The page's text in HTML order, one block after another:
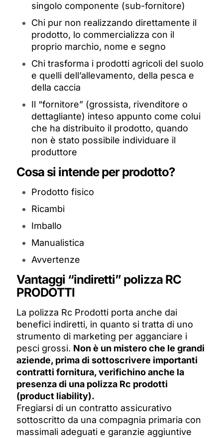
singolo componente (sub-fornitore)
Chi pur non realizzando direttamente il
prodotto, lo commercializza con il
proprio marchio, nome e segno
Chi trasforma i prodotti agricoli del suolo
e quelli dell’allevamento, della pesca e
della caccia
Il “fornitore” (grossista, rivenditore o
dettagliante) inteso appunto come colui
che ha distribuito il prodotto, quando
non è stato possibile individuare il
produttore
Cosa si intende per prodotto?
Prodotto fisico
Ricambi
Imballo
Manualistica
Avvertenze
Vantaggi “indiretti” polizza RC
PRODOTTI
La polizza Rc Prodotti porta anche dai
benefici indiretti, in quanto si tratta di uno
strumento di marketing per agganciare i
pesci grossi. Non è un mistero che le grandi
aziende, prima di sottoscrivere importanti
contratti fornitura, verifichino anche la
presenza di una polizza Rc prodotti
(product liability).
Fregiarsi di un contratto assicurativo
sottoscritto da una compagnia primaria con
massimali adeguati e garanzie aggiuntive